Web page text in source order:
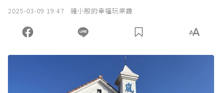
2025-03-09 19:47 鍾小殷的幸福玩樂趣